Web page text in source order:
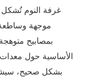
غرفة النوم
موجهة
بمصابيح
الأساسية حول
بشكل صحيح،